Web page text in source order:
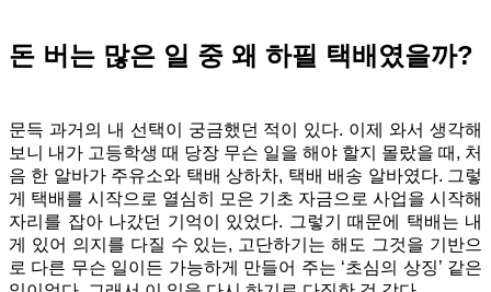
돈 버는 많은 일 중 왜 하필 택배였을까?
문득 과거의 내 선택이 궁금했던 적이 있다. 이제 와서 생각해
보니 내가 고등학생 때 당장 무슨 일을 해야 할지 몰랐을 때, 처
음 한 알바가 주유소와 택배 상하차, 택배 배송 알바였다. 그렇
게 택배를 시작으로 열심히 모은 기초 자금으로 사업을 시작해
자리를 잡아 나갔던 기억이 있었다. 그렇기 때문에 택배는 내
게 있어 의지를 다질 수 있는, 고단하기는 해도 그것을 기반으
로 다른 무슨 일이든 가능하게 만들어 주는 ‘초심의 상징’ 같은